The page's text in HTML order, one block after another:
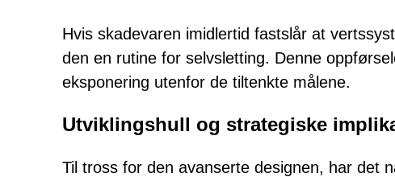
Hvis skadevaren imidlertid fastslår at
den en rutine for selvsletting. Denne
eksponering utenfor de tiltenkte målene.
Utviklingshull og strategiske
Til tross for den avanserte designen, har det